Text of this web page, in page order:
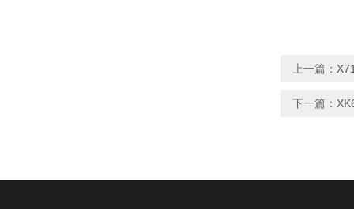
上一篇：
下一篇：